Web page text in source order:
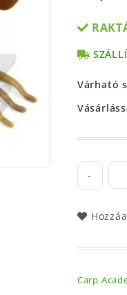
Várható
-
Carp